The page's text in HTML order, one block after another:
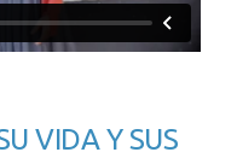
VIDA Y SUS